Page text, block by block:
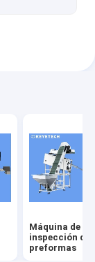
Máquina de
inspección de
preformas